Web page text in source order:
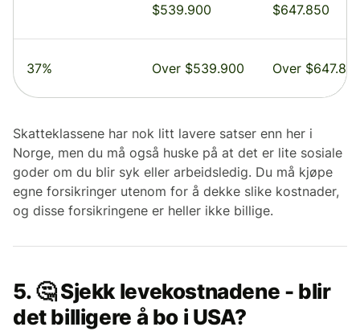
$539.900
$647.850
37% Over $539.900 Over
Skatteklassene har nok litt lavere satser enn her i
Norge, men du må også huske på at det er lite sosiale
goder om du blir syk eller arbeidsledig. Du må kjøpe
egne forsikringer utenom for å dekke slike kostnader,
og disse forsikringene er heller ikke billige.
5. 🤔 Sjekk levekostnadene - blir
det billigere å bo i USA?